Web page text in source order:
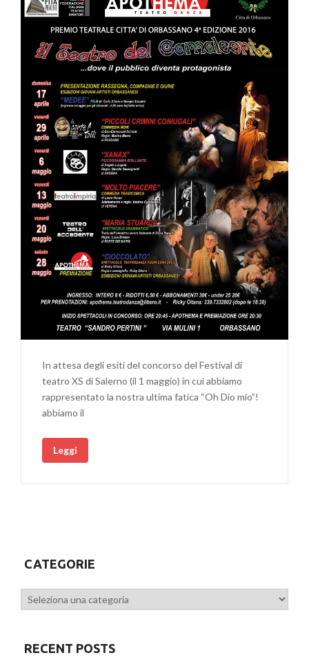
In attesa degli esiti del concorso del Festival di
teatro XS di Salerno (il 1 maggio) in cui abbiamo
rappresentato la nostra ultima fatica “Oh Dio mio”!
abbiamo il
Leggi
CATEGORIE
Categorie
RECENT POSTS